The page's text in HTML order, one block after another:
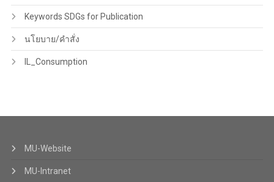
Keywords SDGs for Publication
นโยบาย/คำสั่ง
IL_Consumption
MU-Website
MU-Intranet